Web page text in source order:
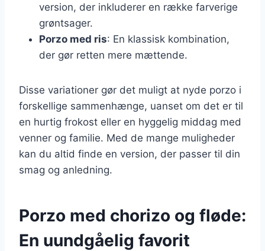
version, der inkluderer en række farverige
grøntsager.
Porzo med ris: En klassisk kombination,
der gør retten mere mættende.
Disse variationer gør det muligt at nyde porzo i
forskellige sammenhænge, uanset om det er til
en hurtig frokost eller en hyggelig middag med
venner og familie. Med de mange muligheder
kan du altid finde en version, der passer til din
smag og anledning.
Porzo med chorizo og fløde:
En uundgåelig favorit